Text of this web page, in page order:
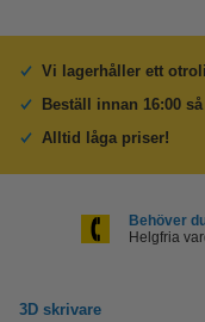
Vi lagerhåller ett
Beställ innan 16:00
Alltid låga priser!
Behöver
Helgfria
3D skrivare